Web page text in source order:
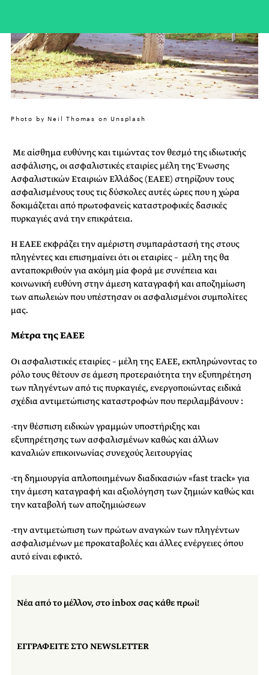
Photo by Neil Thomas on Unsplash
Με αίσθημα ευθύνης και τιμώντας τον θεσμό της ιδιωτικής
ασφάλισης, οι ασφαλιστικές εταιρίες μέλη της Ένωσης
Ασφαλιστικών Εταιριών Ελλάδος (ΕΑΕΕ) στηρίζουν τους
ασφαλισμένους τους τις δύσκολες αυτές ώρες που η χώρα
δοκιμάζεται από πρωτοφανείς καταστροφικές δασικές
πυρκαγιές ανά την επικράτεια.
Η ΕΑΕΕ εκφράζει την αμέριστη συμπαράστασή της στους
πληγέντες και επισημαίνει ότι οι εταιρίες – μέλη της θα
ανταποκριθούν για ακόμη μία φορά με συνέπεια και
κοινωνική ευθύνη στην άμεση καταγραφή και αποζημίωση
των απωλειών που υπέστησαν οι ασφαλισμένοι συμπολίτες
μας.
Μέτρα της ΕΑΕΕ
Οι ασφαλιστικές εταιρίες – μέλη της ΕΑΕΕ, εκπληρώνοντας το
ρόλο τους θέτουν σε άμεση προτεραιότητα την εξυπηρέτηση
των πληγέντων από τις πυρκαγιές, ενεργοποιώντας ειδικά
σχέδια αντιμετώπισης καταστροφών που περιλαμβάνουν :
-την θέσπιση ειδικών γραμμών υποστήριξης και
εξυπηρέτησης των ασφαλισμένων καθώς και άλλων
καναλιών επικοινωνίας συνεχούς λειτουργίας
-τη δημιουργία απλοποιημένων διαδικασιών «fast track» για
την άμεση καταγραφή και αξιολόγηση των ζημιών καθώς και
την καταβολή των αποζημιώσεων
-την αντιμετώπιση των πρώτων αναγκών των πληγέντων
ασφαλισμένων με προκαταβολές και άλλες ενέργειες όπου
αυτό είναι εφικτό.
Νέα από το μέλλον, στο inbox σας κάθε πρωί!
ΕΓΓΡΑΦΕΙΤΕ ΣΤΟ NEWSLETTER